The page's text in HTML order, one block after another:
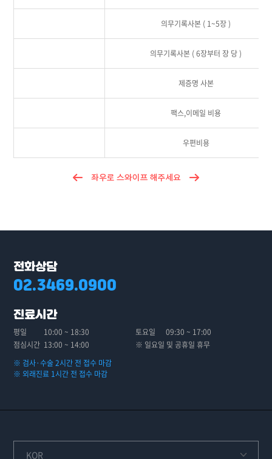
의무기록사본 ( 1~5장 )
의무기록사본 ( 6장부터 장 당 )
제증명 사본
팩스,이메일 비용
우편비용
전화상담
02.3469.0900
진료시간
평일
10:00 ~ 18:30 토요일
09:30 ~ 17:00
점심시간 13:00 ~ 14:00
※ 일요일 및 공휴일 휴무
※ 검사·수술 2시간 전 접수 마감
※ 외래진료 1시간 전 접수 마감